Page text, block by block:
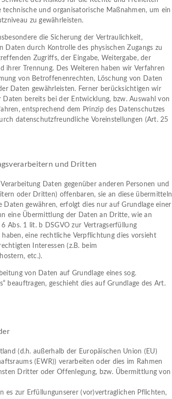
technische und organisatorische Maßnahmen, um ein
zu gewährleisten.
die Sicherung der Vertraulichkeit,
Daten durch Kontrolle des physischen Zugangs zu
Zugriffs, der Eingabe, Weitergabe, der
ihrer Trennung. Des Weiteren haben wir Verfahren
von Betroffenenrechten, Löschung von Daten
Daten gewährleisten. Ferner berücksichtigen wir
Daten bereits bei der Entwicklung, bzw. Auswahl von
entsprechend dem Prinzip des Datenschutzes
datenschutzfreundliche Voreinstellungen (Art. 25
und Dritten
Daten gegenüber anderen Personen und
oder Dritten) offenbaren, sie an diese übermitteln
gewähren, erfolgt dies nur auf Grundlage einer
eine Übermittlung der Daten an Dritte, wie an
Abs. 1 lit. b DSGVO zur Vertragserfüllung
eine rechtliche Verpflichtung dies vorsieht
Interessen (z.B. beim
etc.).
von Daten auf Grundlage eines sog.
beauftragen, geschieht dies auf Grundlage des Art.
(d.h. außerhalb der Europäischen Union (EU)
(EWR)) verarbeiten oder dies im Rahmen
Dritter oder Offenlegung, bzw. Übermittlung von
es zur Erfüllungunserer (vor)vertraglichen Pflichten,